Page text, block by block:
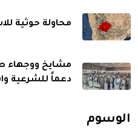
محاولة حوثية
مشايخ ووجهاء
دعماً للشرعية
الوسوم